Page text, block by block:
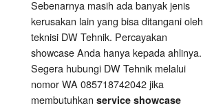
Sebenarnya masih ada banyak jenis
kerusakan lain yang bisa ditangani oleh
teknisi DW Tehnik. Percayakan
showcase Anda hanya kepada ahlinya.
Segera hubungi DW Tehnik melalui
nomor WA 085718742042 jika
membutuhkan service showcase